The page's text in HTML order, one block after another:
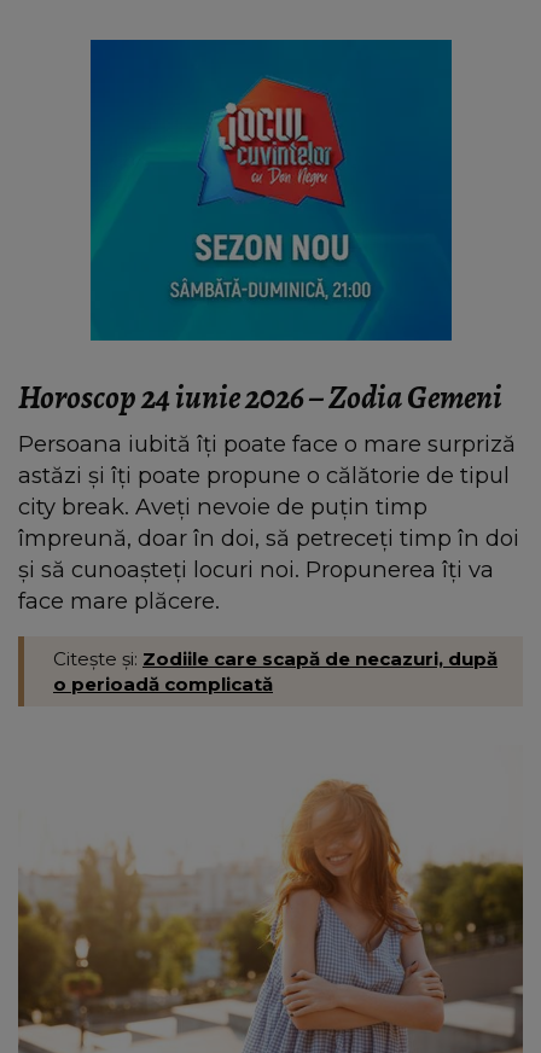
Horoscop 24 iunie 2026 – Zodia Gemeni
Persoana iubită îți poate face o mare surpriză
astăzi și îți poate propune o călătorie de tipul
city break. Aveți nevoie de puțin timp
împreună, doar în doi, să petreceți timp în doi
și să cunoașteți locuri noi. Propunerea îți va
face mare plăcere.
Citește și: Zodiile care scapă de necazuri, după
o perioadă complicată